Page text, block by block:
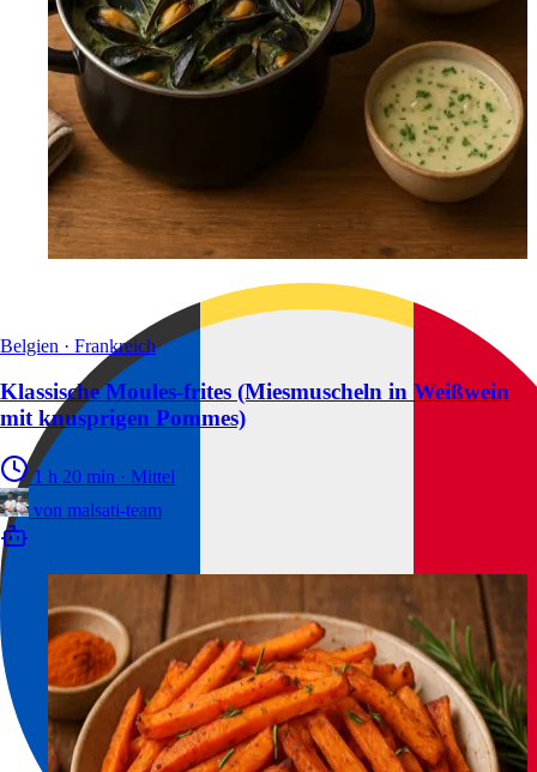
Belgien · Frankreich
Klassische Moules-frites (Miesmuscheln in Weißwein
mit knusprigen Pommes)
1 h 20 min · Mittel
von malsati-team